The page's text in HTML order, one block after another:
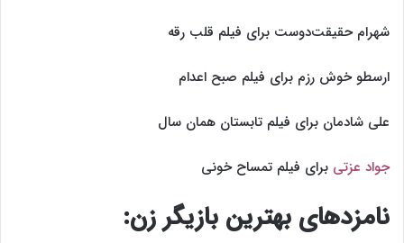
شهرام حقیقت‌دوست برای فیلم قلب رقه
ارسطو خوش رزم برای فیلم صبح اعدام
علی شادمان برای فیلم تابستان همان سال
جواد عزتی برای فیلم تمساح خونی
نامزد‌های بهترین بازیگر زن: